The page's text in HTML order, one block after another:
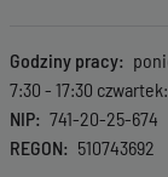
Godziny pracy
7:30 - 17:30
NIP
741-20-25-674
REGON
510743692